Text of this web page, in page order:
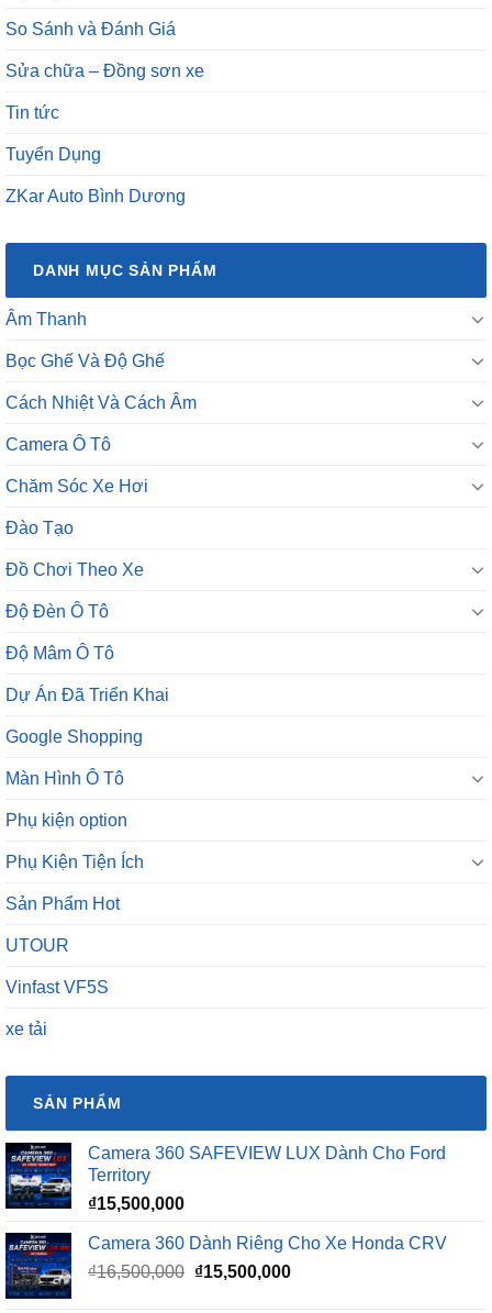
So Sánh và Đánh Giá
Sửa chữa – Đồng sơn xe
Tin tức
Tuyển Dụng
ZKar Auto Bình Dương
DANH MỤC SẢN PHẨM
Âm Thanh
Bọc Ghế Và Độ Ghế
Cách Nhiệt Và Cách Âm
Camera Ô Tô
Chăm Sóc Xe Hơi
Đào Tạo
Đồ Chơi Theo Xe
Độ Đèn Ô Tô
Độ Mâm Ô Tô
Dự Án Đã Triển Khai
Google Shopping
Màn Hình Ô Tô
Phụ kiện option
Phụ Kiện Tiện Ích
Sản Phẩm Hot
UTOUR
Vinfast VF5S
xe tải
SẢN PHẨM
Camera 360 SAFEVIEW LUX Dành Cho Ford
Territory
₫15,500,000
Camera 360 Dành Riêng Cho Xe Honda CRV
₫16,500,000 Giá
₫15,500,000Giá